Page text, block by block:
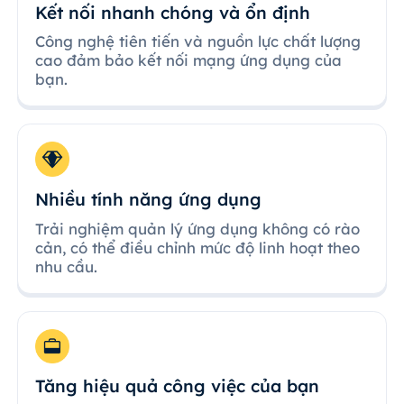
Kết nối nhanh chóng và ổn định
Công nghệ tiên tiến và nguồn lực chất lượng
cao đảm bảo kết nối mạng ứng dụng của
bạn.
Nhiều tính năng ứng dụng
Trải nghiệm quản lý ứng dụng không có rào
cản, có thể điều chỉnh mức độ linh hoạt theo
nhu cầu.
Tăng hiệu quả công việc của bạn